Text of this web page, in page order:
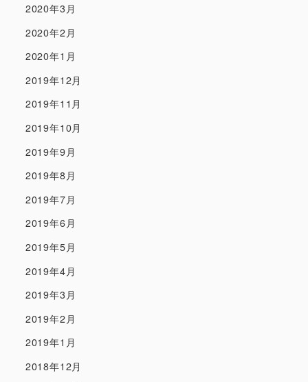
2020年3月
2020年2月
2020年1月
2019年12月
2019年11月
2019年10月
2019年9月
2019年8月
2019年7月
2019年6月
2019年5月
2019年4月
2019年3月
2019年2月
2019年1月
2018年12月